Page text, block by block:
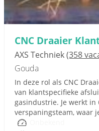
CNC Draaier
AXS Techniek(358
Gouda
In deze rol als CNC
van klantspecifieke
gasindustrie. Je werkt
verspaningsteam, waar